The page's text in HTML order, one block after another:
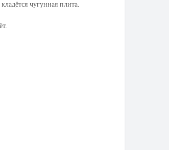
чугунная плита.